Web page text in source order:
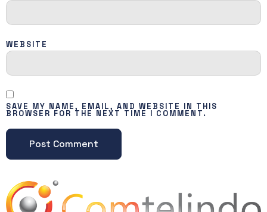
WEBSITE
SAVE MY NAME, EMAIL, AND WEBSITE IN THIS
BROWSER FOR THE NEXT TIME I COMMENT.